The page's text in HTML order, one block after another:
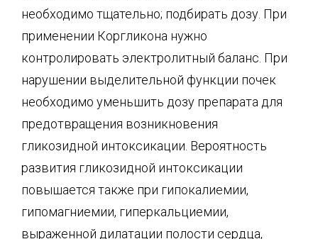
необходимо тщательно; подбирать дозу. При
применении Коргликона нужно
контролировать электролитный баланс. При
нарушении выделительной функции почек
необходимо уменьшить дозу препарата для
предотвращения возникновения
гликозидной интоксикации. Вероятность
развития гликозидной интоксикации
повышается также при гипокалиемии,
гипомагниемии, гиперкальциемии,
выраженной дилатации полости сердца,